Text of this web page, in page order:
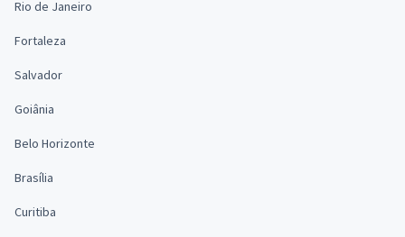
Rio de Janeiro
Fortaleza
Salvador
Goiânia
Belo Horizonte
Brasília
Curitiba